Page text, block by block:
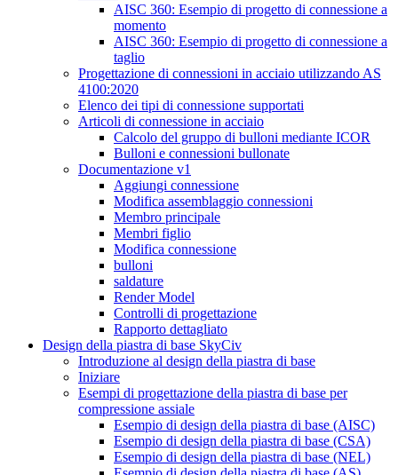
AISC 360: Esempio di progetto di connessione a
momento
AISC 360: Esempio di progetto di connessione a
taglio
Progettazione di connessioni in acciaio utilizzando AS
4100:2020
Elenco dei tipi di connessione supportati
Articoli di connessione in acciaio
Calcolo del gruppo di bulloni mediante ICOR
Bulloni e connessioni bullonate
Documentazione v1
Aggiungi connessione
Modifica assemblaggio connessioni
Membro principale
Membri figlio
Modifica connessione
bulloni
saldature
Render Model
Controlli di progettazione
Rapporto dettagliato
Design della piastra di base SkyCiv
Introduzione al design della piastra di base
Iniziare
Esempi di progettazione della piastra di base per
compressione assiale
Esempio di design della piastra di base (AISC)
Esempio di design della piastra di base (CSA)
Esempio di design della piastra di base (NEL)